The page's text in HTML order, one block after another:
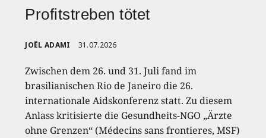
Profitstreben tötet
JOËL ADAMI 31.07.2026
Zwischen dem 26. und 31. Juli fand im
brasilianischen Rio de Janeiro die 26.
internationale Aidskonferenz statt. Zu diesem
Anlass kritisierte die Gesundheits-NGO „Ärzte
ohne Grenzen“ (Médecins sans frontieres, MSF)